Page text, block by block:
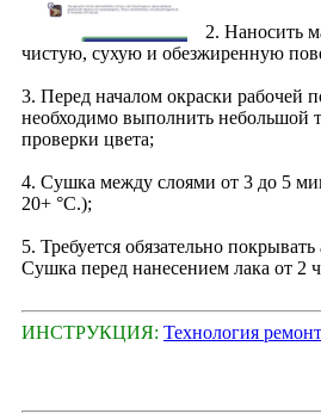
2. Наносить
чистую, сухую и обезжиренную
3. Перед началом окраски рабочей
необходимо выполнить небольшой
проверки цвета;
4. Сушка между слоями от 3 до 5
20+ °С.);
5. Требуется обязательно
Сушка перед нанесением лака от 2
ИНСТРУКЦИЯ: Технология